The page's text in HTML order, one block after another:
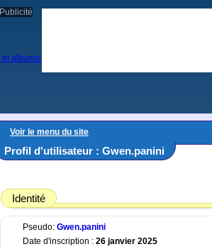
Voir le menu du site
Profil d'utilisateur : Gwen.panini
Identité
Pseudo: Gwen.panini
Date d'inscription : 26 janvier 2025
Publicité